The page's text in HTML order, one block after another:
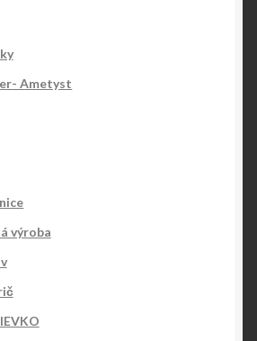
Ametyst
výroba